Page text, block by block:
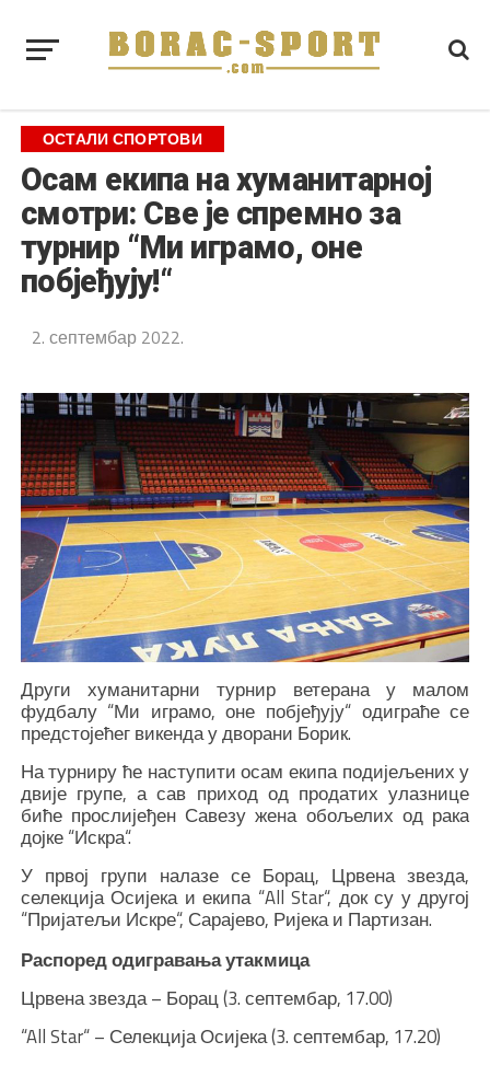
ОСТАЛИ СПОРТОВИ
Осам екипа на хуманитарној
смотри: Све је спремно за
турнир “Ми играмо, оне
побјеђују!“
2. септембар 2022.
Други хуманитарни турнир ветерана у малом
фудбалу “Ми играмо, оне побјеђују“ одиграће се
предстојећег викенда у дворани Борик.
На турниру ће наступити осам екипа подијељених у
двије групе, а сав приход од продатих улазнице
биће прослијеђен Савезу жена обољелих од рака
дојке “Искра“.
У првој групи налазе се Борац, Црвена звезда,
селекција Осијека и екипа “All Star“, док су у другој
“Пријатељи Искре“, Сарајево, Ријека и Партизан.
Распоред одигравања утакмица
Црвена звезда – Борац (3. септембар, 17.00)
“All Star“ – Селекција Осијека (3. септембар, 17.20)